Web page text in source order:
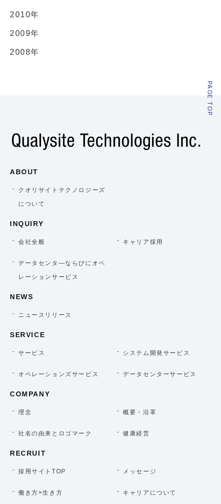
2010年
2009年
2008年
PAGE TOP
ABOUT
クオリサイトテクノロジーズ
について
INQUIRY
会社全般 キャリア採用
データセンタ―ならびにオペ
レーションサービス
NEWS
ニュースリリース
SERVICE
サービス システム開発サービス
オペレーションズサービス データセンターサービス
COMPANY
理念 概要・沿革
社名の由来とロゴマーク 健康経営
RECRUIT
採用サイトTOP メッセージ
働き方×生き方 キャリアについて